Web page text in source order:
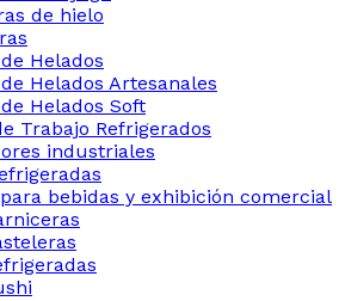
de hielo
Helados
Helados Artesanales
Helados Soft
Trabajo Refrigerados
industriales
bebidas y exhibición comercial